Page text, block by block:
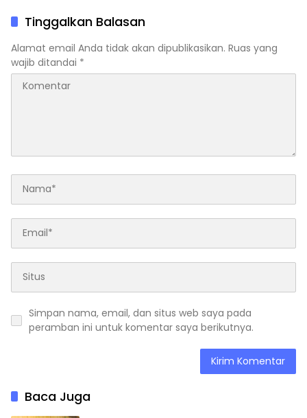
Tinggalkan Balasan
Alamat email Anda tidak akan dipublikasikan. Ruas yang
wajib ditandai *
Simpan nama, email, dan situs web saya pada
peramban ini untuk komentar saya berikutnya.
Baca Juga